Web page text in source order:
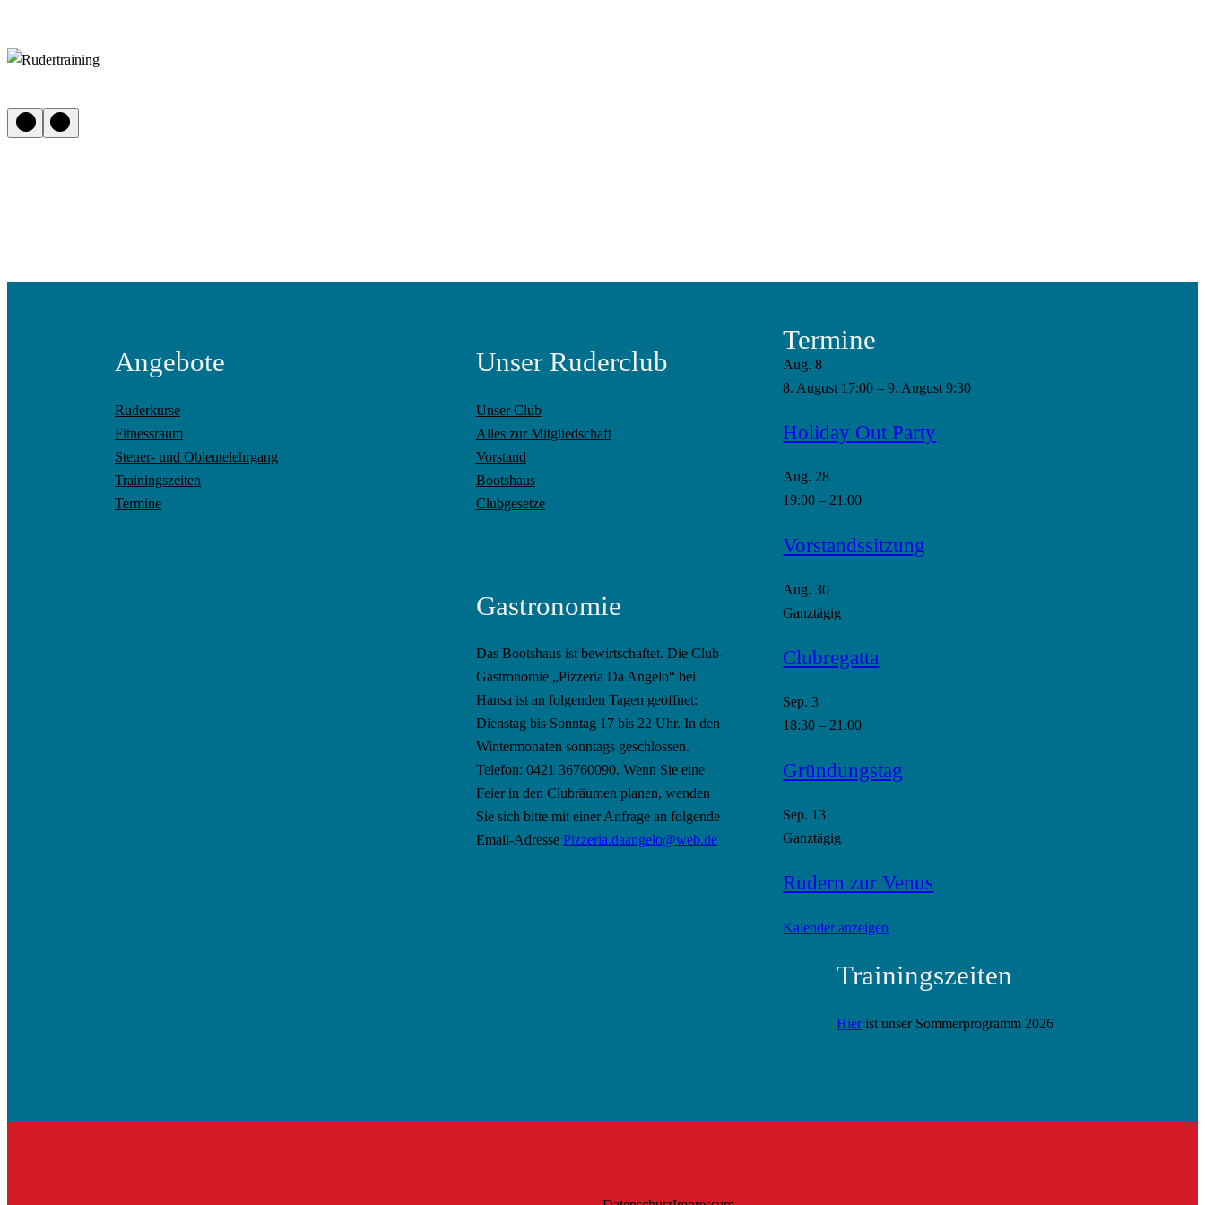
Angebote
Ruderkurse
Fitnessraum
Steuer- und Obleutelehrgang
Trainingszeiten
Termine
Unser Ruderclub
Unser Club
Alles zur Mitgliedschaft
Vorstand
Bootshaus
Clubgesetze
Gastronomie
Das Bootshaus ist bewirtschaftet. Die Club-
Gastronomie „Pizzeria Da Angelo“ bei
Hansa ist an folgenden Tagen geöffnet:
Dienstag bis Sonntag 17 bis 22 Uhr. In den
Wintermonaten sonntags geschlossen.
Telefon: 0421 36760090. Wenn Sie eine
Feier in den Clubräumen planen, wenden
Sie sich bitte mit einer Anfrage an folgende
Email-Adresse Pizzeria.daangelo@web.de
Termine
Aug.8
8. August 17:00 –9. August 9:30
Holiday Out Party
Aug. 28
19:00 – 21:00
Vorstandssitzung
Aug.30
Ganztägig
Clubregatta
Sep.3
18:30 – 21:00
Gründungstag
Sep. 13
Ganztägig
Rudern zur Venus
Kalender anzeigen
Trainingszeiten
Hier ist unser Sommerprogramm 2026